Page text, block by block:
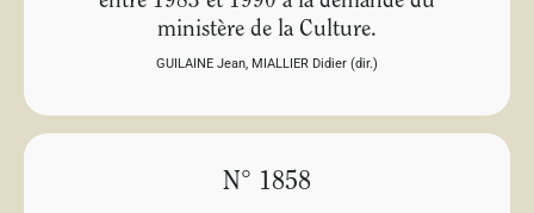
ministère de la Culture.
GUILAINE Jean, MIALLIER Didier (dir.)
N° 1858